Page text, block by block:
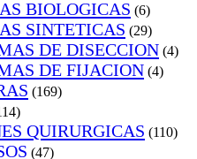
BIOLOGICAS (6)
SINTETICAS (29)
DE DISECCION (4)
DE FIJACION (4)
(169)
QUIRURGICAS (110)
(47)